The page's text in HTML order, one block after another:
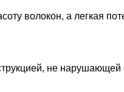
волокон, а легкая
не